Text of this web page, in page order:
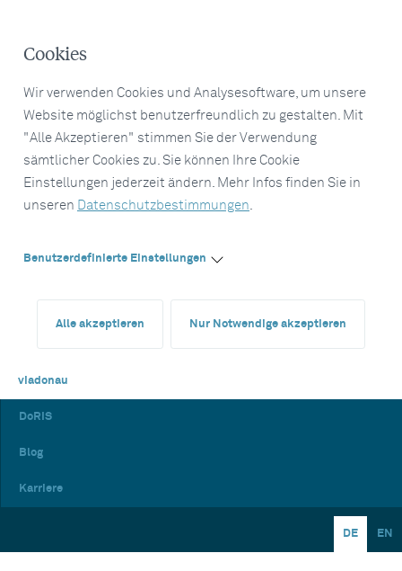
Cookies
Wir verwenden Cookies und Analysesoftware, um unsere
Website möglichst benutzerfreundlich zu gestalten. Mit
"Alle Akzeptieren" stimmen Sie der Verwendung
sämtlicher Cookies zu. Sie können Ihre Cookie
Einstellungen jederzeit ändern. Mehr Infos finden Sie in
unseren Datenschutzbestimmungen.
Benutzerdefinierte Einstellungen
Alle akzeptieren Nur Notwendige akzeptieren
viadonau
DoRIS
Blog
Karriere
DE EN